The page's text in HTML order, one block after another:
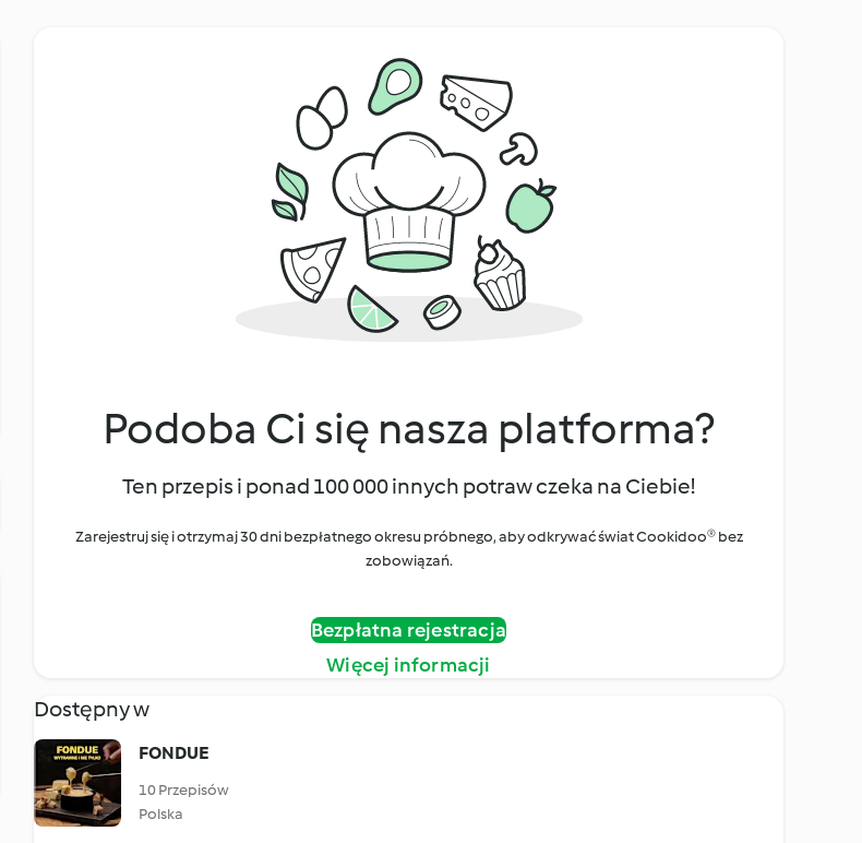
Podoba Ci się nasza platforma?
Ten przepis i ponad 100 000 innych potraw czeka na Ciebie!
Zarejestruj się i otrzymaj 30 dni bezpłatnego okresu próbnego, aby odkrywać świat Cookidoo® bez
zobowiązań.
Bezpłatna rejestracja
Więcej informacji
Dostępny w
FONDUE
10 Przepisów
Polska